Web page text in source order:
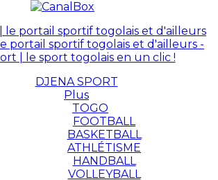
portail sportif togolais et d'ailleurs -
| le sport togolais en un clic !
DJENA SPORT
Plus
TOGO
FOOTBALL
BASKETBALL
ATHLÉTISME
HANDBALL
VOLLEYBALL